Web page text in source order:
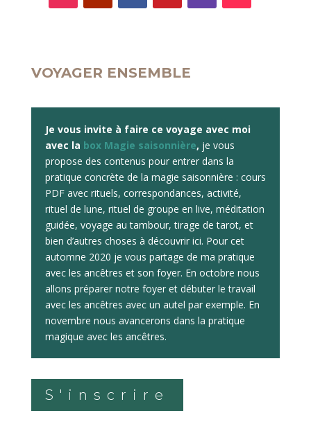
VOYAGER ENSEMBLE
Je vous invite à faire ce voyage avec moi
avec la box Magie saisonnière, je vous
propose des contenus pour entrer dans la
pratique concrète de la magie saisonnière : cours
PDF avec rituels, correspondances, activité,
rituel de lune, rituel de groupe en live, méditation
guidée, voyage au tambour, tirage de tarot, et
bien d’autres choses à découvrir ici. Pour cet
automne 2020 je vous partage de ma pratique
avec les ancêtres et son foyer. En octobre nous
allons préparer notre foyer et débuter le travail
avec les ancêtres avec un autel par exemple. En
novembre nous avancerons dans la pratique
magique avec les ancêtres.
S'inscrire